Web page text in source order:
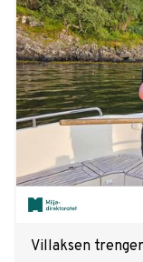
Villaksen